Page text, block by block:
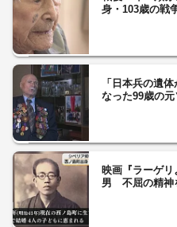
身・103歳の戦
「日本兵の遺
なった99歳の
映画『ラーゲ
男 不屈の精神